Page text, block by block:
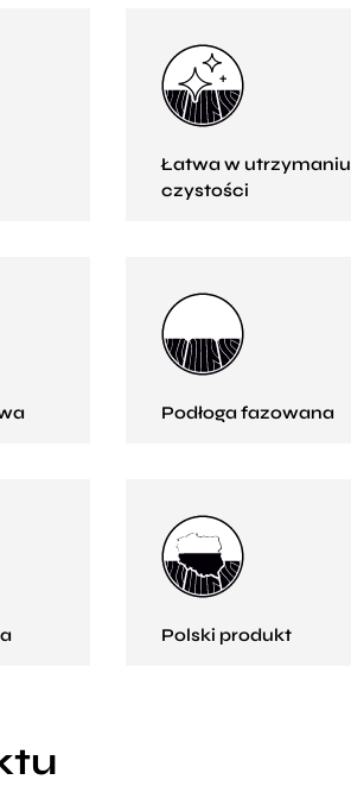
Łatwa w utrzymaniu
czystości
Podłoga fazowana
Polski produkt